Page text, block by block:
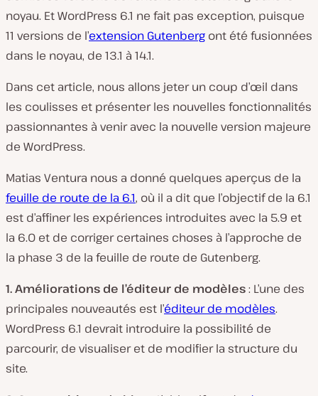
noyau. Et WordPress 6.1 ne fait pas exception, puisque
11 versions de l’extension Gutenberg ont été fusionnées
dans le noyau, de 13.1 à 14.1.
Dans cet article, nous allons jeter un coup d’œil dans
les coulisses et présenter les nouvelles fonctionnalités
passionnantes à venir avec la nouvelle version majeure
de WordPress.
Matias Ventura nous a donné quelques aperçus de la
feuille de route de la 6.1, où il a dit que l’objectif de la 6.1
est d’affiner les expériences introduites avec la 5.9 et
la 6.0 et de corriger certaines choses à l’approche de
la phase 3 de la feuille de route de Gutenberg.
1. Améliorations de l’éditeur de modèles: L’une des
principales nouveautés est l’éditeur de modèles.
WordPress 6.1 devrait introduire la possibilité de
parcourir, de visualiser et de modifier la structure du
site.